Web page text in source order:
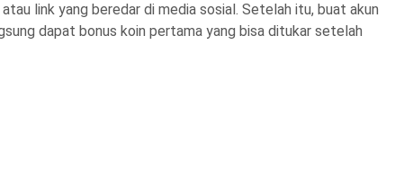
link yang beredar di media sosial. Setelah itu, buat akun
dapat bonus koin pertama yang bisa ditukar setelah